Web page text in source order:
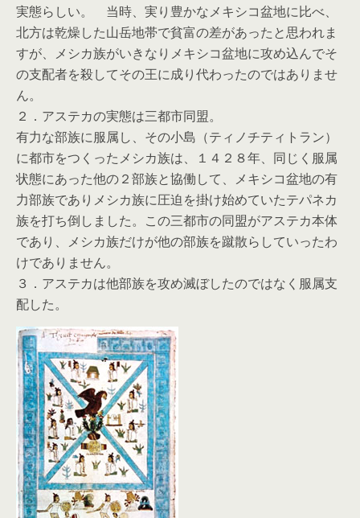
実態らしい。 当時、実り豊かなメキシコ盆地に比べ、
北方は乾燥した山岳地帯で貧富の差があったと思われま
すが、メシカ族がいきなりメキシコ盆地に攻め込んでそ
の支配者を殺してその王に成り代わったのではありませ
ん。
２．アステカの実態は三都市同盟。
有力な部族に服属し、その小島（ティノチティトラン）
に都市をつくったメシカ族は、１４２８年、同じく服属
状態にあった他の２部族と協働して、メキシコ盆地の有
力部族でありメシカ族に圧迫を掛け始めていたテパネカ
族を打ち倒しました。この三都市の同盟がアステカ本体
であり、メシカ族だけが他の部族を蹴散らしていったわ
けでありません。
３．アステカは他部族を攻め滅ぼしたのではなく服属支
配した。